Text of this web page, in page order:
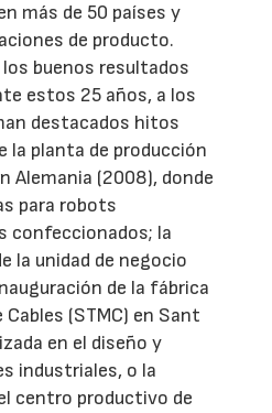
más de 50 países y
de producto.
buenos resultados
estos 25 años, a los
destacados hitos
la planta de producción
Alemania (2008), donde
para robots
confeccionados; la
la unidad de negocio
de la fábrica
Cables (STMC) en Sant
en el diseño y
industriales, o la
centro productivo de